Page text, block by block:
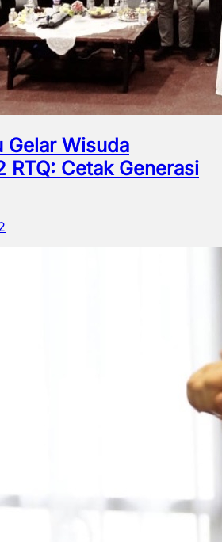
Gelar Wisuda
RTQ: Cetak Generasi